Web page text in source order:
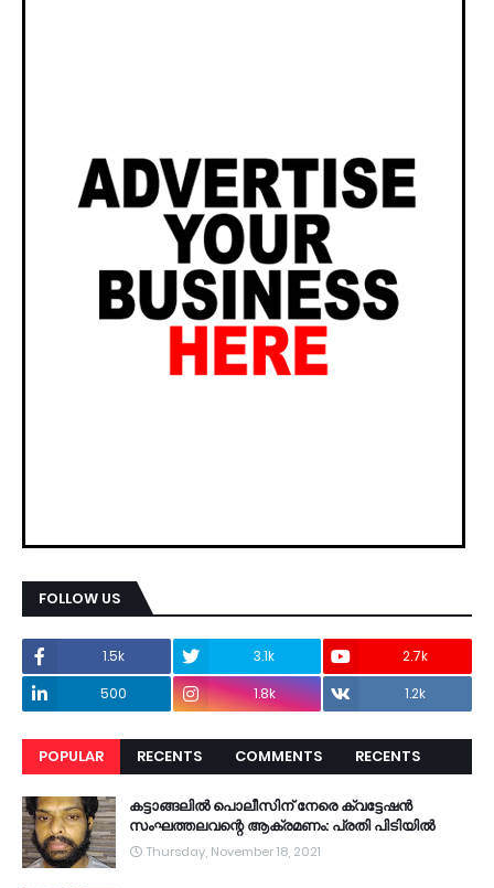
FOLLOW US
1.5k 3.1k
2.7k
500
1.8k 1.2k
POPULAR RECENTS COMMENTS RECENTS
കട്ടാങ്ങലിൽ പൊലീസിന് നേരെ ക്വട്ടേഷൻ
സംഘത്തലവന്റെ ആക്രമണം: പ്രതി പിടിയിൽ
Thursday, November 18, 2021